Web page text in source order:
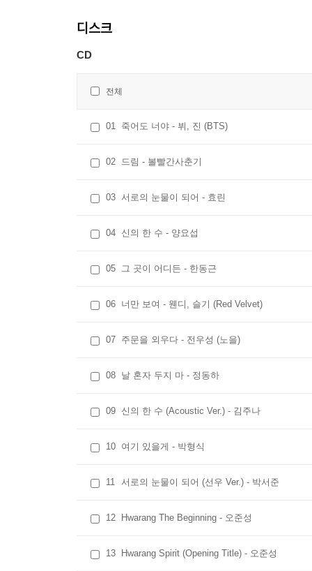
디스크
CD
전체
01 죽어도 너야 - 뷔, 진 (BTS)
02 드림 - 볼빨간사춘기
03 서로의 눈물이 되어 - 효린
04 신의 한 수 - 양요섭
05 그 곳이 어디든 - 한동근
06 너만 보여 - 웬디, 슬기 (Red Velvet)
07 주문을 외우다 - 전우성 (노을)
08 날 혼자 두지 마 - 정동하
09 신의 한 수 (Acoustic Ver.) - 김주나
10 여기 있을게 - 박형식
11 서로의 눈물이 되어 (선우 Ver.) - 박서준
12 Hwarang The Beginning - 오준성
13 Hwarang Spirit (Opening Title) - 오준성